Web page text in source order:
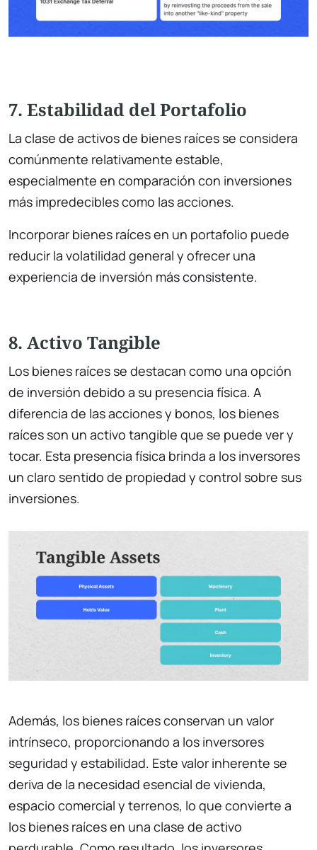
7. Estabilidad del Portafolio
La clase de activos de bienes raíces se considera
comúnmente relativamente estable,
especialmente en comparación con inversiones
más impredecibles como las acciones.
Incorporar bienes raíces en un portafolio puede
reducir la volatilidad general y ofrecer una
experiencia de inversión más consistente.
8. Activo Tangible
Los bienes raíces se destacan como una opción
de inversión debido a su presencia física. A
diferencia de las acciones y bonos, los bienes
raíces son un activo tangible que se puede ver y
tocar. Esta presencia física brinda a los inversores
un claro sentido de propiedad y control sobre sus
inversiones.
Además, los bienes raíces conservan un valor
intrínseco, proporcionando a los inversores
seguridad y estabilidad. Este valor inherente se
deriva de la necesidad esencial de vivienda,
espacio comercial y terrenos, lo que convierte a
los bienes raíces en una clase de activo